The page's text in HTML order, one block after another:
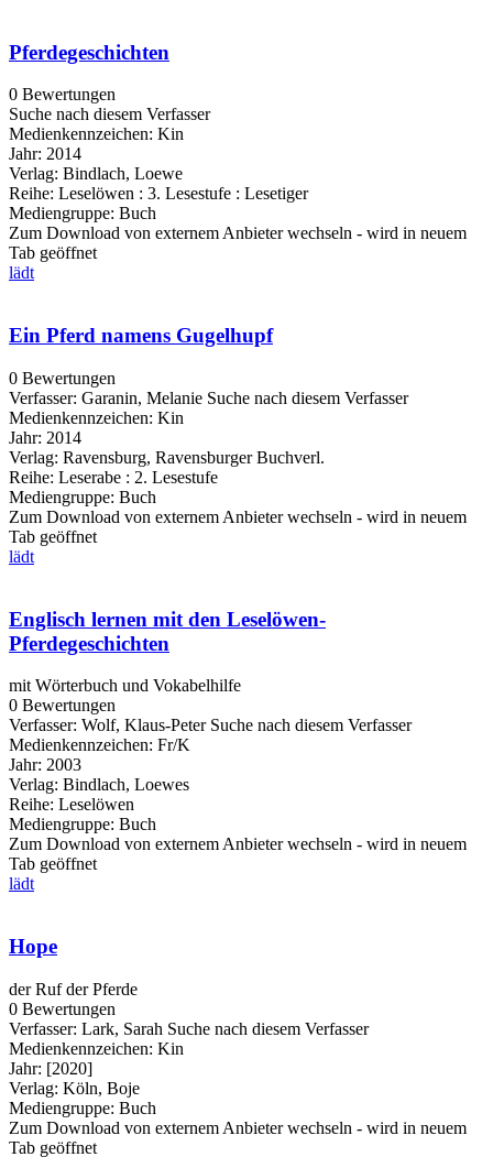
Pferdegeschichten
0 Bewertungen
Suche nach diesem Verfasser
Medienkennzeichen: Kin
Jahr: 2014
Verlag: Bindlach, Loewe
Reihe: Leselöwen : 3. Lesestufe : Lesetiger
Mediengruppe: Buch
Zum Download von externem Anbieter wechseln - wird in neuem
Tab geöffnet
lädt
Ein Pferd namens Gugelhupf
0 Bewertungen
Verfasser: Garanin, Melanie Suche nach diesem Verfasser
Medienkennzeichen: Kin
Jahr: 2014
Verlag: Ravensburg, Ravensburger Buchverl.
Reihe: Leserabe : 2. Lesestufe
Mediengruppe: Buch
Zum Download von externem Anbieter wechseln - wird in neuem
Tab geöffnet
lädt
Englisch lernen mit den Leselöwen-
Pferdegeschichten
mit Wörterbuch und Vokabelhilfe
0 Bewertungen
Verfasser: Wolf, Klaus-Peter Suche nach diesem Verfasser
Medienkennzeichen: Fr/K
Jahr: 2003
Verlag: Bindlach, Loewes
Reihe: Leselöwen
Mediengruppe: Buch
Zum Download von externem Anbieter wechseln - wird in neuem
Tab geöffnet
lädt
Hope
der Ruf der Pferde
0 Bewertungen
Verfasser: Lark, Sarah Suche nach diesem Verfasser
Medienkennzeichen: Kin
Jahr: [2020]
Verlag: Köln, Boje
Mediengruppe: Buch
Zum Download von externem Anbieter wechseln - wird in neuem
Tab geöffnet